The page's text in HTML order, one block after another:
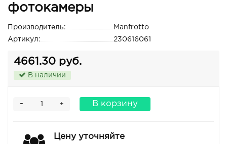
фотокамеры
Производитель:
Manfrotto
Артикул:
230616061
4661.30 руб.
В наличии
+
- В корзину
Цену уточняйте